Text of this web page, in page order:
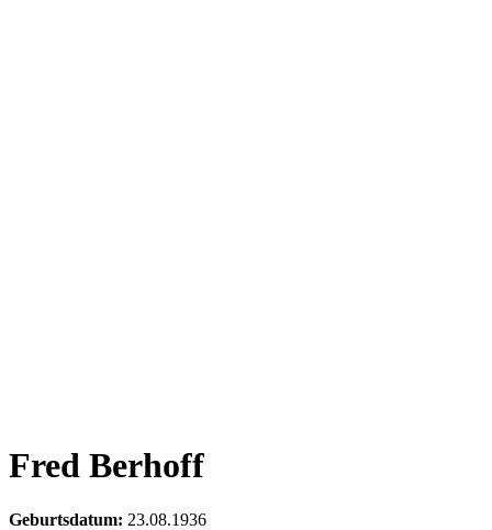
Fred Berhoff
Geburtsdatum: 23.08.1936